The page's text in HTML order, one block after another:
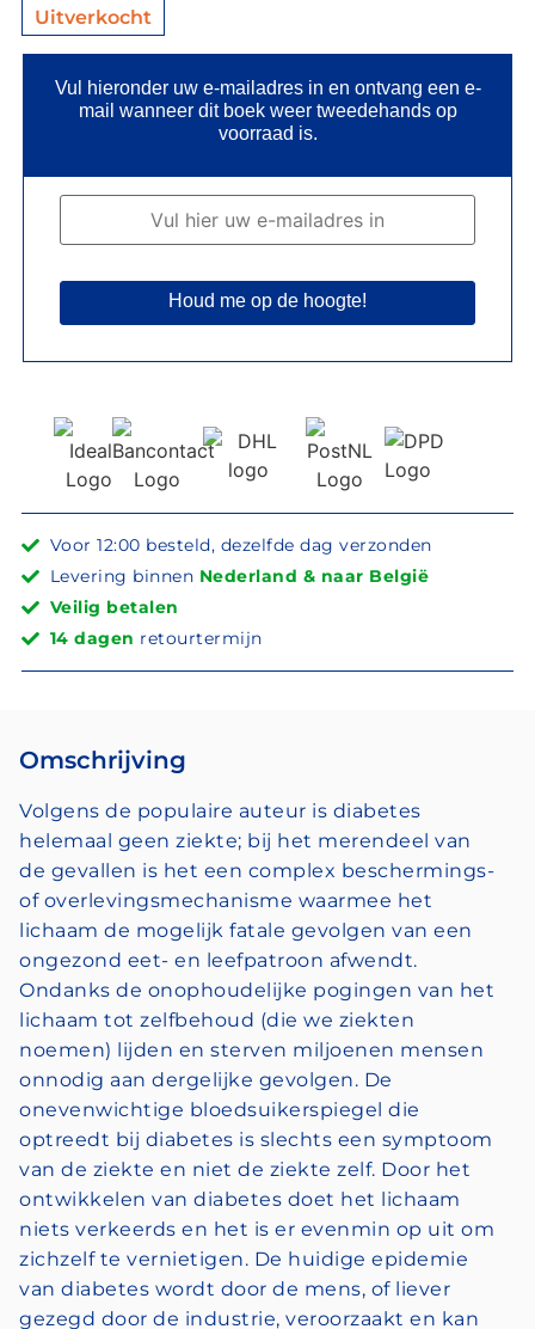
Uitverkocht
Vul hieronder uw e-mailadres in en ontvang een e-
mail wanneer dit boek weer tweedehands op
voorraad is.
Houd me op de hoogte!
Voor 12:00 besteld, dezelfde dag verzonden
Levering binnen Nederland & naar België
Veilig betalen
14 dagen retourtermijn
Omschrijving
Volgens de populaire auteur is diabetes
helemaal geen ziekte; bij het merendeel van
de gevallen is het een complex beschermings-
of overlevingsmechanisme waarmee het
lichaam de mogelijk fatale gevolgen van een
ongezond eet- en leefpatroon afwendt.
Ondanks de onophoudelijke pogingen van het
lichaam tot zelfbehoud (die we ziekten
noemen) lijden en sterven miljoenen mensen
onnodig aan dergelijke gevolgen. De
onevenwichtige bloedsuikerspiegel die
optreedt bij diabetes is slechts een symptoom
van de ziekte en niet de ziekte zelf. Door het
ontwikkelen van diabetes doet het lichaam
niets verkeerds en het is er evenmin op uit om
zichzelf te vernietigen. De huidige epidemie
van diabetes wordt door de mens, of liever
gezegd door de industrie, veroorzaakt en kan